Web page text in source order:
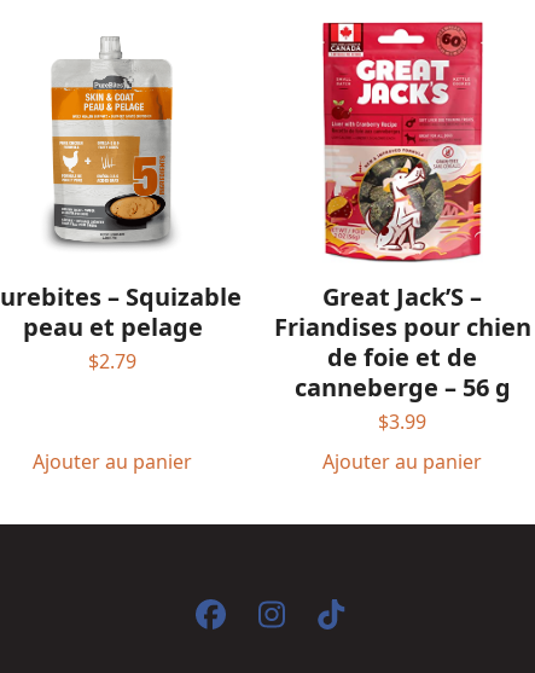
– Squizable
peau et pelage
$2.79
Ajouter au panier
Great Jack’S –
Friandises pour chien
de foie et de
canneberge – 56 g
$3.99
Ajouter au panier
Facebook
Instagram
Tiktok